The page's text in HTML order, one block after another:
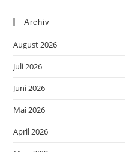
Archiv
August 2026
Juli 2026
Juni 2026
Mai 2026
April 2026